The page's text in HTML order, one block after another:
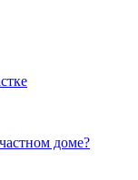
доме?